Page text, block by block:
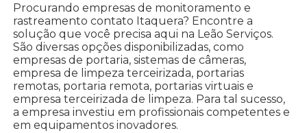
Procurando empresas de monitoramento e
rastreamento contato Itaquera? Encontre a
solução que você precisa aqui na Leão Serviços.
São diversas opções disponibilizadas, como
empresas de portaria, sistemas de câmeras,
empresa de limpeza terceirizada, portarias
remotas, portaria remota, portarias virtuais e
empresa terceirizada de limpeza. Para tal sucesso,
a empresa investiu em profissionais competentes e
em equipamentos inovadores.